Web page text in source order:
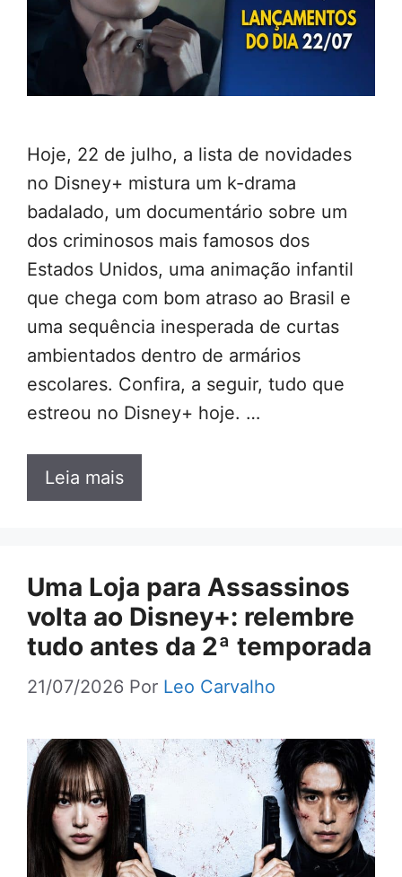
Hoje, 22 de julho, a lista de novidades
no Disney+ mistura um k-drama
badalado, um documentário sobre um
dos criminosos mais famosos dos
Estados Unidos, uma animação infantil
que chega com bom atraso ao Brasil e
uma sequência inesperada de curtas
ambientados dentro de armários
escolares. Confira, a seguir, tudo que
estreou no Disney+ hoje. …
Leia mais
Uma Loja para Assassinos
volta ao Disney+: relembre
tudo antes da 2ª temporada
21/07/2026 Por Leo Carvalho